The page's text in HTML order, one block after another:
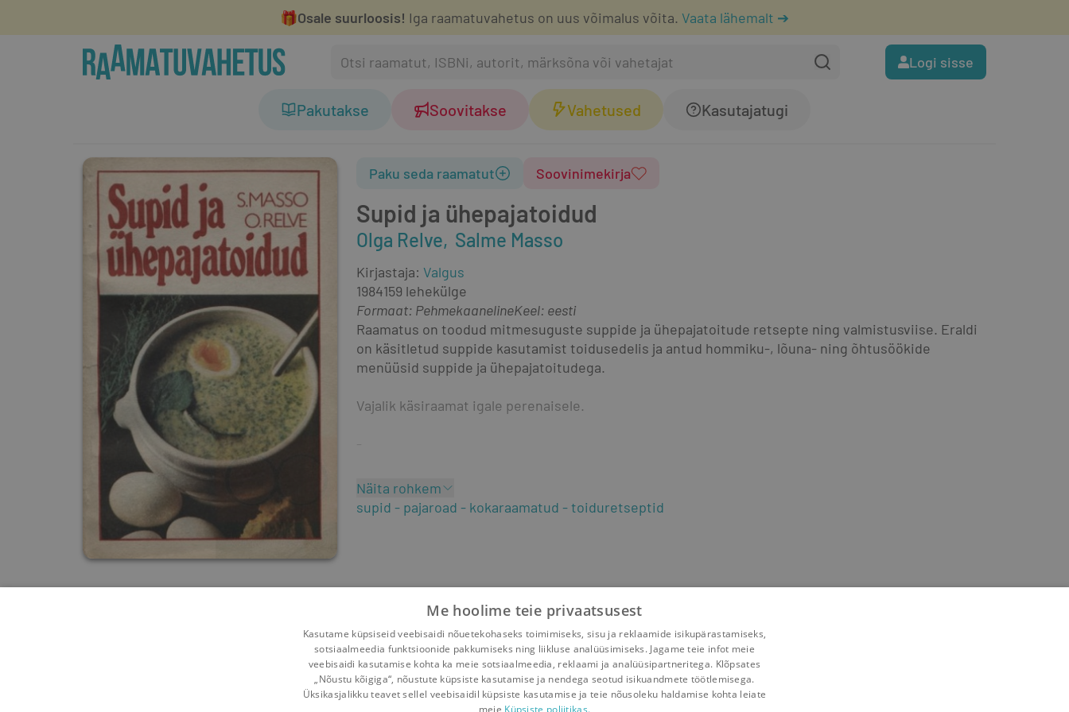
🎁Osale suurloosis! Iga raamatuvahetus on uus võimalus võita. Vaata lähemalt ➔
Logi sisse
Pakutakse Soovitakse Vahetused Kasutajatugi
Supid ja ühepajatoidud
Olga Relve Salme Masso
Paku seda raamatut Soovinimekirja
Kirjastaja: Valgus
1984159 lehekülge
Formaat: PehmekaanelineKeel: eesti
Raamatus on toodud mitmesuguste suppide ja ühepajatoitude retsepte ning valmistusviise. Eraldi
on käsitletud suppide kasutamist toidusedelis ja antud hommiku-, lõuna- ning õhtusöökide
menüüsid suppide ja ühepajatoitudega.
Vajalik käsiraamat igale perenaisele.
Teine trükk.
Näita rohkem
supid
pajaroad kokaraamatud toiduretseptid
Me hoolime teie privaatsusest
Kasutame küpsiseid veebisaidi nõuetekohaseks toimimiseks, sisu ja reklaamide isikupärastamiseks,
sotsiaalmeedia funktsioonide pakkumiseks ning liikluse analüüsimiseks. Jagame teie infot meie
veebisaidi kasutamise kohta ka meie sotsiaalmeedia, reklaami ja analüüsipartneritega. Klõpsates
„Nõustu kõigiga“, nõustute küpsiste kasutamise ja nendega seotud isikuandmete töötlemisega.
Üksikasjalikku teavet sellel veebisaidil küpsiste kasutamise ja teie nõusoleku haldamise kohta leiate
meie Küpsiste poliitikas.